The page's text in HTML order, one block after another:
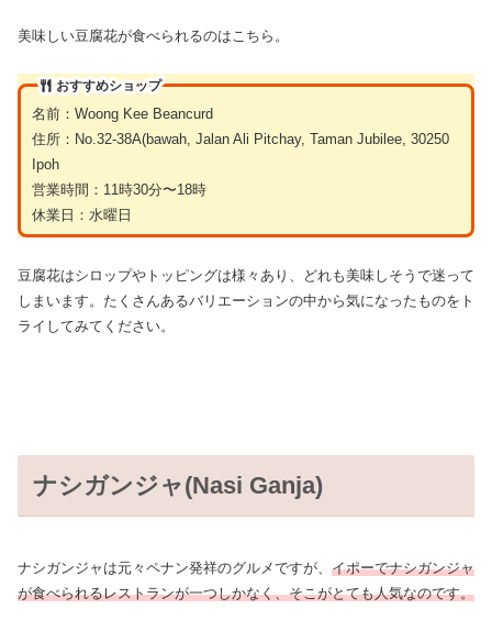
美味しい豆腐花が食べられるのはこちら。
おすすめショップ
名前：Woong Kee Beancurd
住所：No.32-38A(bawah, Jalan Ali Pitchay, Taman Jubilee, 30250
Ipoh
営業時間：11時30分〜18時
休業日：水曜日
豆腐花はシロップやトッピングは様々あり、どれも美味しそうで迷って
しまいます。たくさんあるバリエーションの中から気になったものをト
ライしてみてください。
ナシガンジャ(Nasi Ganja)
ナシガンジャは元々ペナン発祥のグルメですが、 イポーでナシガンジャ
が食べられるレストランが一つしかなく、そこがとても人気なのです。